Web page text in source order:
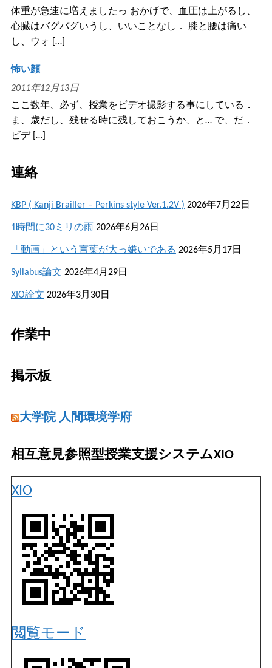
体重が急速に増えましたっ おかげで、血圧は上がるし、
心臓はバグバグいうし、いいことなし． 膝と腰は痛い
し、ウォ […]
怖い顔
2011年12月13日
ここ数年、必ず、授業をビデオ撮影する事にしている．
ま、歳だし、残せる時に残しておこうか、と… で、だ．
ビデ […]
連絡
KBP ( Kanji Brailler – Perkins style Ver.1.2V ) 2026年7月22日
1時間に30ミリの雨 2026年6月26日
「動画」という言葉が大っ嫌いである 2026年5月17日
Syllabus論文 2026年4月29日
XIO論文 2026年3月30日
作業中
掲示板
大学院 人間環境学府
相互意見参照型授業支援システムXIO
XIO
閲覧モード